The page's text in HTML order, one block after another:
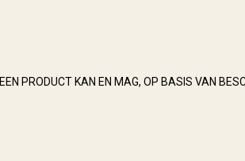
EEN PRODUCT KAN EN MAG, OP BASIS VAN